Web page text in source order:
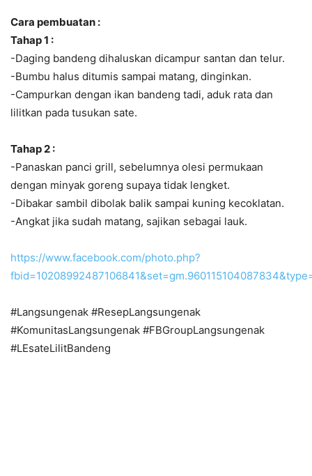
Cara pembuatan :
Tahap 1 :
-Daging bandeng dihaluskan dicampur santan dan telur.
-Bumbu halus ditumis sampai matang, dinginkan.
-Campurkan dengan ikan bandeng tadi, aduk rata dan
lilitkan pada tusukan sate.
Tahap 2 :
-Panaskan panci grill, sebelumnya olesi permukaan
dengan minyak goreng supaya tidak lengket.
-Dibakar sambil dibolak balik sampai kuning kecoklatan.
-Angkat jika sudah matang, sajikan sebagai lauk.
https://www.facebook.com/photo.php?
#Langsungenak #ResepLangsungenak
#KomunitasLangsungenak #FBGroupLangsungenak
#LEsateLilitBandeng